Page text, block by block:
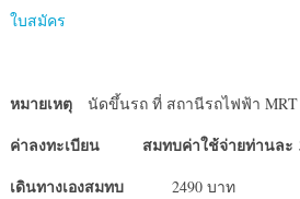
ใบสมัคร
หมายเหตุนัดขึ้นรถ ที่ สถานีรถไฟฟ้า MRT
ค่าลงทะเบียน สมทบค่าใช้จ่ายท่านละ
เดินทางเองสมทบ
2490 บาท